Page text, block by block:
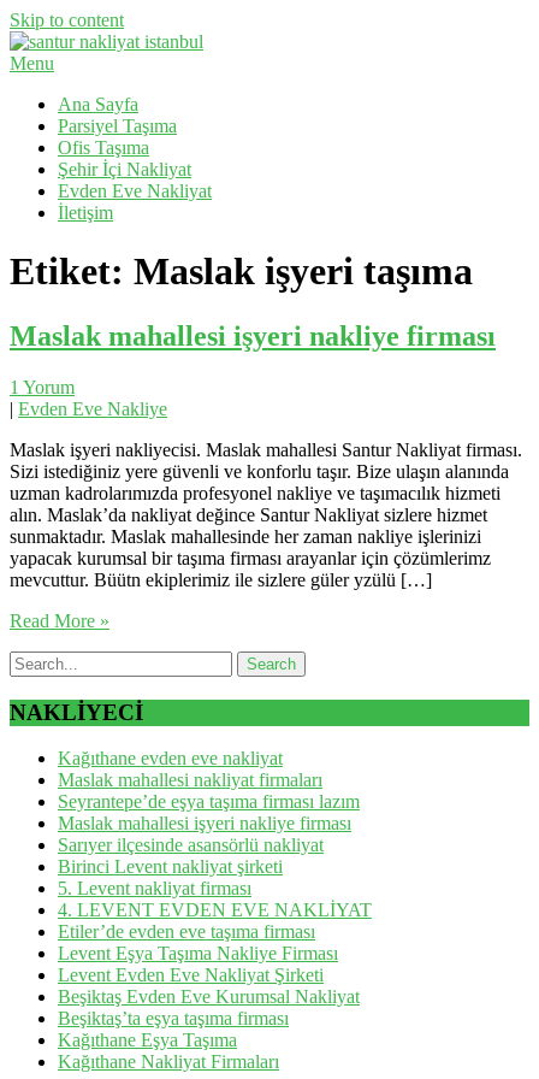
Skip to content
Santur Nakliyat
Menu
Ana Sayfa
Parsiyel Taşıma
Ofis Taşıma
Şehir İçi Nakliyat
Evden Eve Nakliyat
İletişim
Etiket: Maslak işyeri taşıma
Maslak mahallesi işyeri nakliye firması
1 Yorum
| Evden Eve Nakliye
Maslak işyeri nakliyecisi. Maslak mahallesi Santur Nakliyat firması.
Sizi istediğiniz yere güvenli ve konforlu taşır. Bize ulaşın alanında
uzman kadrolarımızda profesyonel nakliye ve taşımacılık hizmeti
alın. Maslak’da nakliyat değince Santur Nakliyat sizlere hizmet
sunmaktadır. Maslak mahallesinde her zaman nakliye işlerinizi
yapacak kurumsal bir taşıma firması arayanlar için çözümlerimz
mevcuttur. Büütn ekiplerimiz ile sizlere güler yzülü […]
Read More »
NAKLİYECİ
Kağıthane evden eve nakliyat
Maslak mahallesi nakliyat firmaları
Seyrantepe’de eşya taşıma firması lazım
Maslak mahallesi işyeri nakliye firması
Sarıyer ilçesinde asansörlü nakliyat
Birinci Levent nakliyat şirketi
5. Levent nakliyat firması
4. LEVENT EVDEN EVE NAKLİYAT
Etiler’de evden eve taşıma firması
Levent Eşya Taşıma Nakliye Firması
Levent Evden Eve Nakliyat Şirketi
Beşiktaş Evden Eve Kurumsal Nakliyat
Beşiktaş’ta eşya taşıma firması
Kağıthane Eşya Taşıma
Kağıthane Nakliyat Firmaları